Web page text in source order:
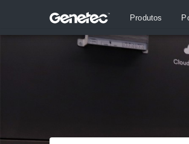
Produtos